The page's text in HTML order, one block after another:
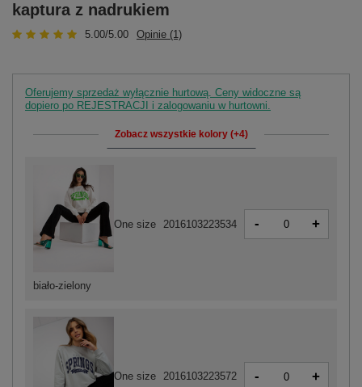
kaptura z nadrukiem
5.00/5.00 Opinie (1)
Oferujemy sprzedaż wyłącznie hurtową. Ceny widoczne są
dopiero po REJESTRACJI i zalogowaniu w hurtowni.
Zobacz wszystkie kolory (+4)
One size 2016103223572 - +
biało-zielony
One size 2016103223534 - +